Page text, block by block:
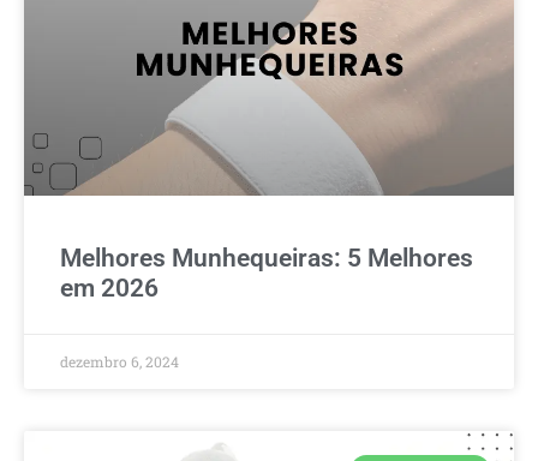
Melhores Munhequeiras: 5 Melhores
em 2026
dezembro 6, 2024